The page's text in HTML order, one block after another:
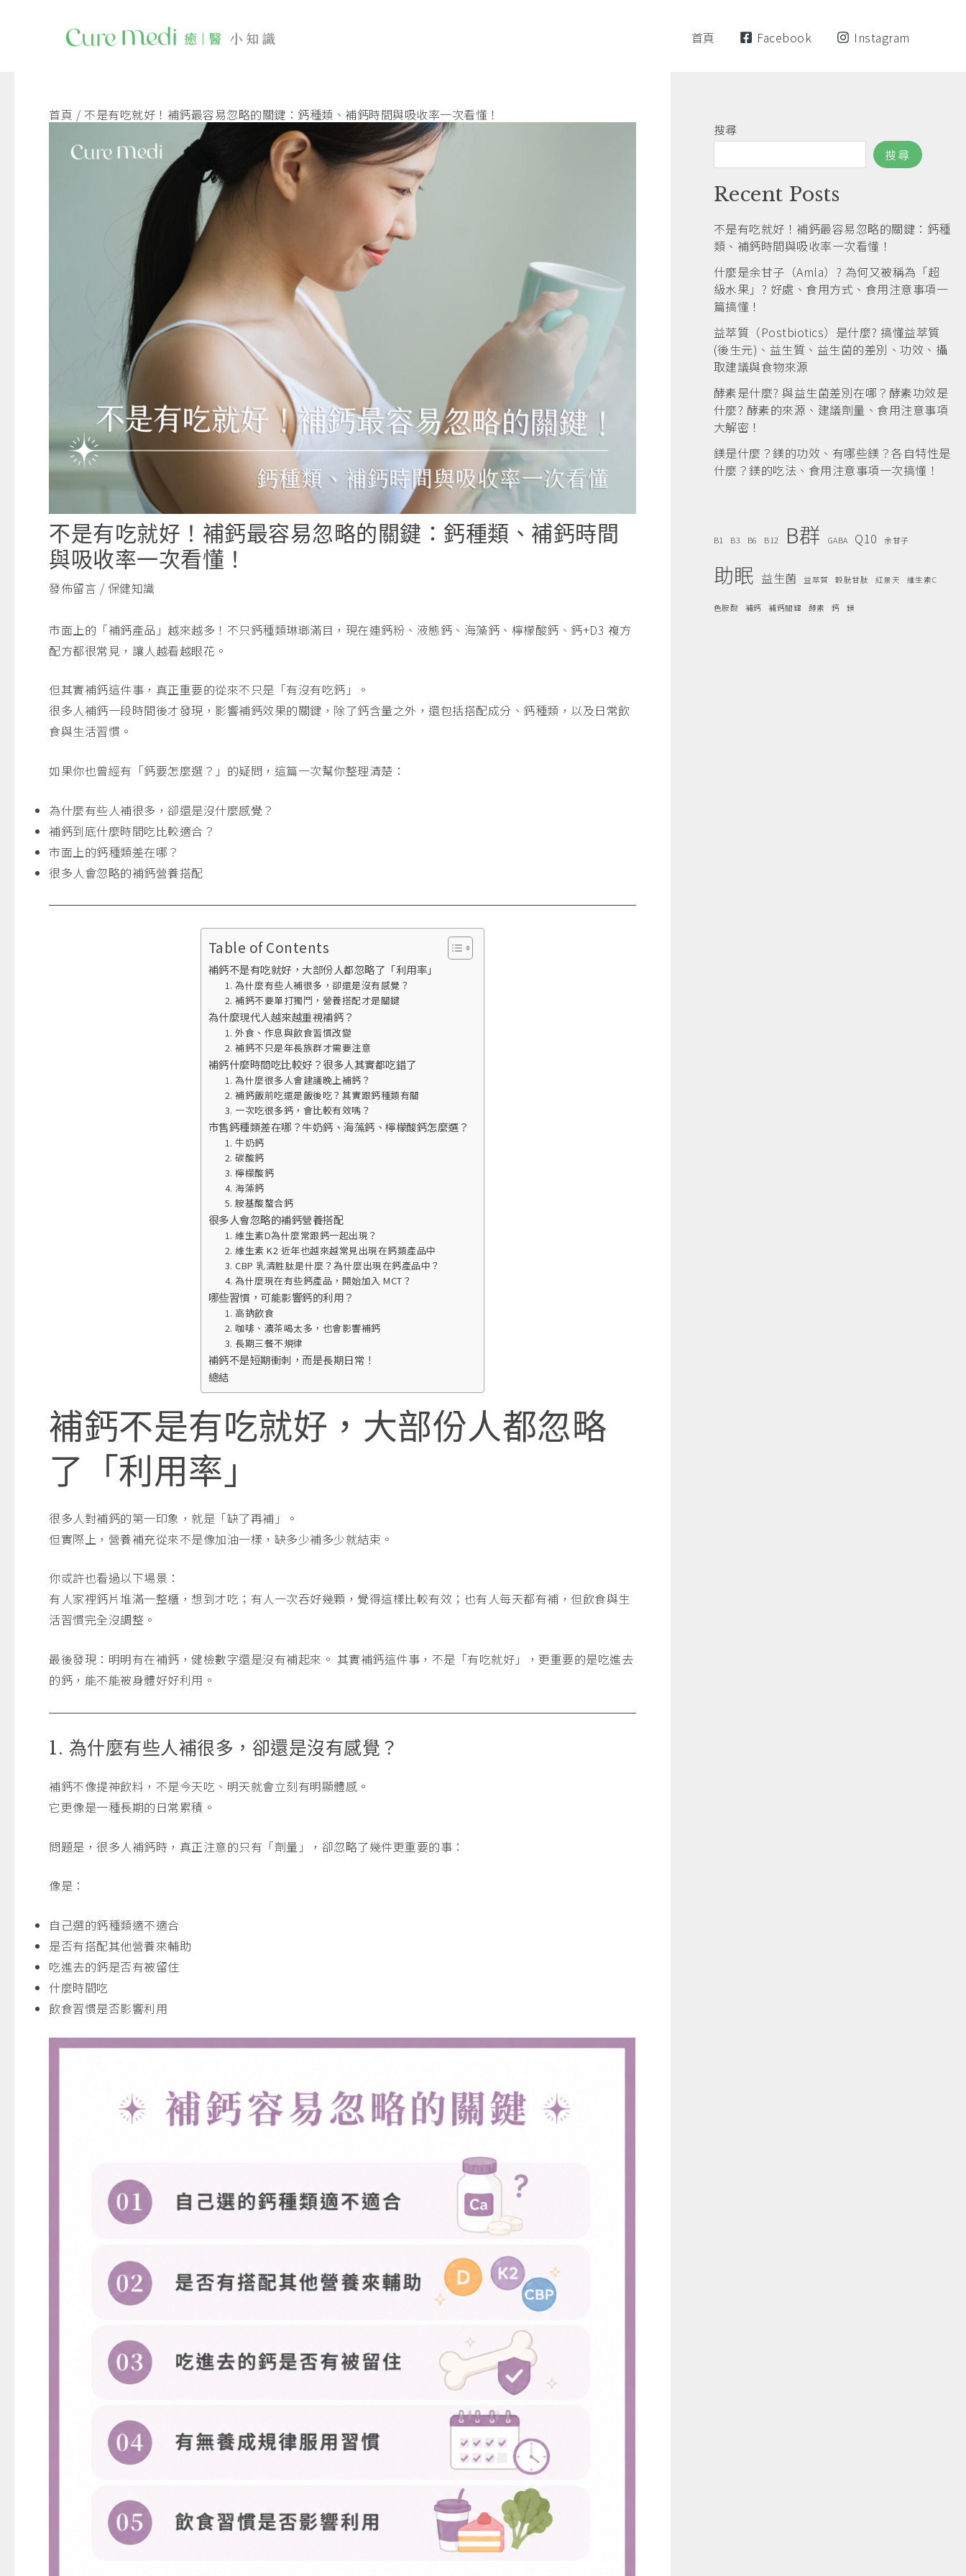
首頁 Facebook Instagram
首頁 不是有吃就好！補鈣最容易忽略的關鍵：鈣種類、補鈣時間與吸收率一次看懂！
不是有吃就好！補鈣最容易忽略的關鍵：鈣種類、補鈣時間
與吸收率一次看懂！
發佈留言 / 保健知識
市面上的「補鈣產品」越來越多！不只鈣種類琳瑯滿目，現在連鈣粉、液態鈣、海藻鈣、檸檬酸鈣、鈣+D3 複方
配方都很常見，讓人越看越眼花。
但其實補鈣這件事，真正重要的從來不只是「有沒有吃鈣」。
很多人補鈣一段時間後才發現，影響補鈣效果的關鍵，除了鈣含量之外，還包括搭配成分、鈣種類，以及日常飲
食與生活習慣。
如果你也曾經有「鈣要怎麼選？」的疑問，這篇一次幫你整理清楚：
為什麼有些人補很多，卻還是沒什麼感覺？
補鈣到底什麼時間吃比較適合？
市面上的鈣種類差在哪？
很多人會忽略的補鈣營養搭配
Table of Contents
補鈣不是有吃就好，大部份人都忽略了「利用率」
1. 為什麼有些人補很多，卻還是沒有感覺？
2. 補鈣不要單打獨鬥，營養搭配才是關鍵
為什麼現代人越來越重視補鈣？
1. 外食、作息與飲食習慣改變
2. 補鈣不只是年長族群才需要注意
補鈣什麼時間吃比較好？很多人其實都吃錯了
1. 為什麼很多人會建議晚上補鈣？
2. 補鈣飯前吃還是飯後吃？其實跟鈣種類有關
3. 一次吃很多鈣，會比較有效嗎？
市售鈣種類差在哪？牛奶鈣、海藻鈣、檸檬酸鈣怎麼選？
1. 牛奶鈣
2. 碳酸鈣
3. 檸檬酸鈣
4. 海藻鈣
5. 胺基酸螯合鈣
很多人會忽略的補鈣營養搭配
1. 維生素D為什麼常跟鈣一起出現？
2. 維生素 K2 近年也越來越常見出現在鈣類產品中
3. CBP 乳清胜肽是什麼？為什麼出現在鈣產品中？
4. 為什麼現在有些鈣產品，開始加入 MCT？
哪些習慣，可能影響鈣的利用？
1. 高鈉飲食
2. 咖啡、濃茶喝太多，也會影響補鈣
3. 長期三餐不規律
補鈣不是短期衝刺，而是長期日常！
總結
補鈣不是有吃就好，大部份人都忽略
了「利用率」
很多人對補鈣的第一印象，就是「缺了再補」。
但實際上，營養補充從來不是像加油一樣，缺多少補多少就結束。
你或許也看過以下場景：
有人家裡鈣片堆滿一整櫃，想到才吃；有人一次吞好幾顆，覺得這樣比較有效；也有人每天都有補，但飲食與生
活習慣完全沒調整。
最後發現：明明有在補鈣，健檢數字還是沒有補起來。 其實補鈣這件事，不是「有吃就好」，更重要的是吃進去
的鈣，能不能被身體好好利用。
1. 為什麼有些人補很多，卻還是沒有感覺？
補鈣不像提神飲料，不是今天吃、明天就會立刻有明顯體感。
它更像是一種長期的日常累積。
問題是，很多人補鈣時，真正注意的只有「劑量」，卻忽略了幾件更重要的事：
像是：
自己選的鈣種類適不適合
是否有搭配其他營養來輔助
吃進去的鈣是否有被留住
什麼時間吃
飲食習慣是否影響利用
搜尋
搜尋
Recent Posts
不是有吃就好！補鈣最容易忽略的關鍵：鈣種
類、補鈣時間與吸收率一次看懂！
什麼是余甘子（Amla）? 為何又被稱為「超
級水果」? 好處、食用方式、食用注意事項一
篇搞懂！
益萃質（Postbiotics）是什麼? 搞懂益萃質
(後生元)、益生質、益生菌的差別、功效、攝
取建議與食物來源
酵素是什麼? 與益生菌差別在哪？酵素功效是
什麼? 酵素的來源、建議劑量、食用注意事項
大解密！
鎂是什麼？鎂的功效、有哪些鎂？各自特性是
什麼？鎂的吃法、食用注意事項一次搞懂！
B1 B3 B6 B12 B群 GABA Q10 余甘子
助眠 益生菌 益萃質 穀胱甘肽 紅景天 維生素C
色胺酸 補鈣 補鈣關鍵 酵素 鈣 鎂